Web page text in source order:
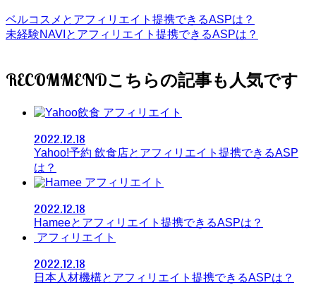
ベルコスメとアフィリエイト提携できるASPは？
未経験NAVIとアフィリエイト提携できるASPは？
RECOMMEND
アフィリエイト
2022.12.18
Yahoo!予約 飲食店とアフィリエイト提携できるASP
は？
アフィリエイト
2022.12.18
Hameeとアフィリエイト提携できるASPは？
アフィリエイト
2022.12.18
日本人材機構とアフィリエイト提携できるASPは？